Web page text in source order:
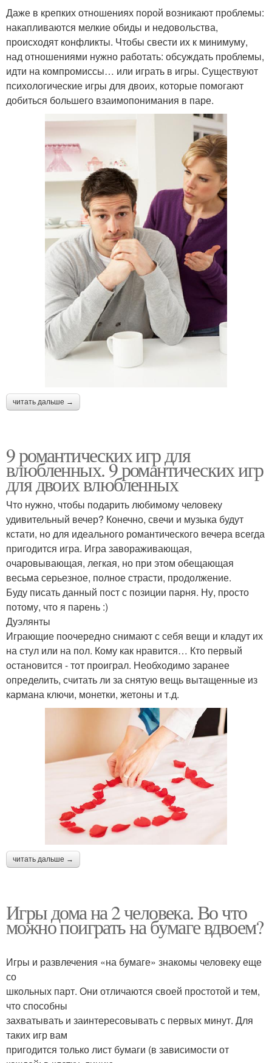
Даже в крепких отношениях порой возникают проблемы:
накапливаются мелкие обиды и недовольства,
происходят конфликты. Чтобы свести их к минимуму,
над отношениями нужно работать: обсуждать проблемы,
идти на компромиссы… или играть в игры. Существуют
психологические игры для двоих, которые помогают
добиться большего взаимопонимания в паре.
читать дальше →
9 романтических игр для
влюбленных. 9 романтических игр
для двоих влюбленных
Что нужно, чтобы подарить любимому человеку
удивительный вечер? Конечно, свечи и музыка будут
кстати, но для идеального романтического вечера всегда
пригодится игра. Игра завораживающая,
очаровывающая, легкая, но при этом обещающая
весьма серьезное, полное страсти, продолжение.
Буду писать данный пост с позиции парня. Ну, просто
потому, что я парень :)
Дуэлянты
Играющие поочередно снимают с себя вещи и кладут их
на стул или на пол. Кому как нравится… Кто первый
остановится - тот проиграл. Необходимо заранее
определить, считать ли за снятую вещь вытащенные из
кармана ключи, монетки, жетоны и т.д.
читать дальше →
Игры дома на 2 человека. Во что
можно поиграть на бумаге вдвоем?
Игры и развлечения «на бумаге» знакомы человеку еще
со
школьных парт. Они отличаются своей простотой и тем,
что способны
захватывать и заинтересовывать с первых минут. Для
таких игр вам
пригодится только лист бумаги (в зависимости от